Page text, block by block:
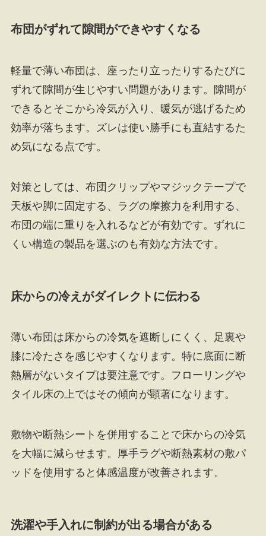
布団がずれて隙間ができやすくなる
軽量で薄い布団は、座ったり立ったりするたびに
ずれて隙間が生じやすい問題があります。隙間が
できるとそこから冷気が入り、暖気が逃げるため
効率が落ちます。ズレは使い勝手にも直結するた
め気になる点です。
対策としては、布団クリップやマジックテープで
天板や脚に固定する、ラグの摩擦力を利用する、
布団の端に重りを入れるなどが有効です。ずれに
くい構造の製品を選ぶのも有効な方法です。
床からの冷えがダイレクトに伝わる
薄い布団は床からの冷気を遮断しにくく、足裏や
膝に冷たさを感じやすくなります。特に底面に断
熱層がないタイプは要注意です。フローリングや
タイル床の上ではその傾向が顕著になります。
敷物や断熱シートを併用することで床からの冷気
を大幅に減らせます。厚手ラグや断熱素材の敷パ
ッドを使用すると体感温度が改善されます。
洗濯や手入れに制約が出る場合がある